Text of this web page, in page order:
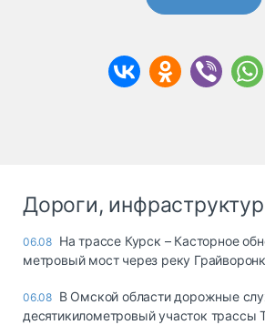
Дороги,
06.08 На трассе Курск – Касторное
метровый мост через реку
06.08 В Омской области дорожные
десятикилометровый участок трассы